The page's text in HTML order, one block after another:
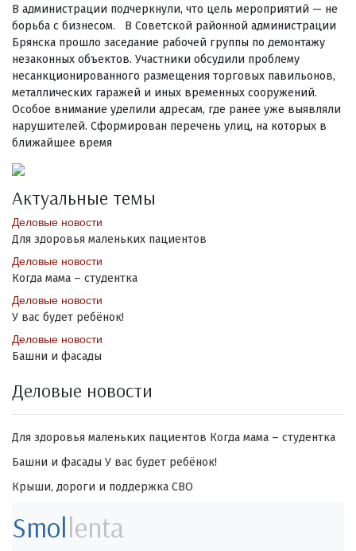
В администрации подчеркнули, что цель мероприятий — не
борьба с бизнесом. В Советской районной администрации
Брянска прошло заседание рабочей группы по демонтажу
незаконных объектов. Участники обсудили проблему
несанкционированного размещения торговых павильонов,
металлических гаражей и иных временных сооружений.
Особое внимание уделили адресам, где ранее уже выявляли
нарушителей. Сформирован перечень улиц, на которых в
ближайшее время
Актуальные темы
Деловые новости
Для здоровья маленьких пациентов
Деловые новости
Когда мама – студентка
Деловые новости
У вас будет ребёнок!
Деловые новости
Башни и фасады
Деловые новости
Для здоровья маленьких пациентов Когда мама – студентка
Башни и фасады У вас будет ребёнок!
Крыши, дороги и поддержка СВО
Smollenta